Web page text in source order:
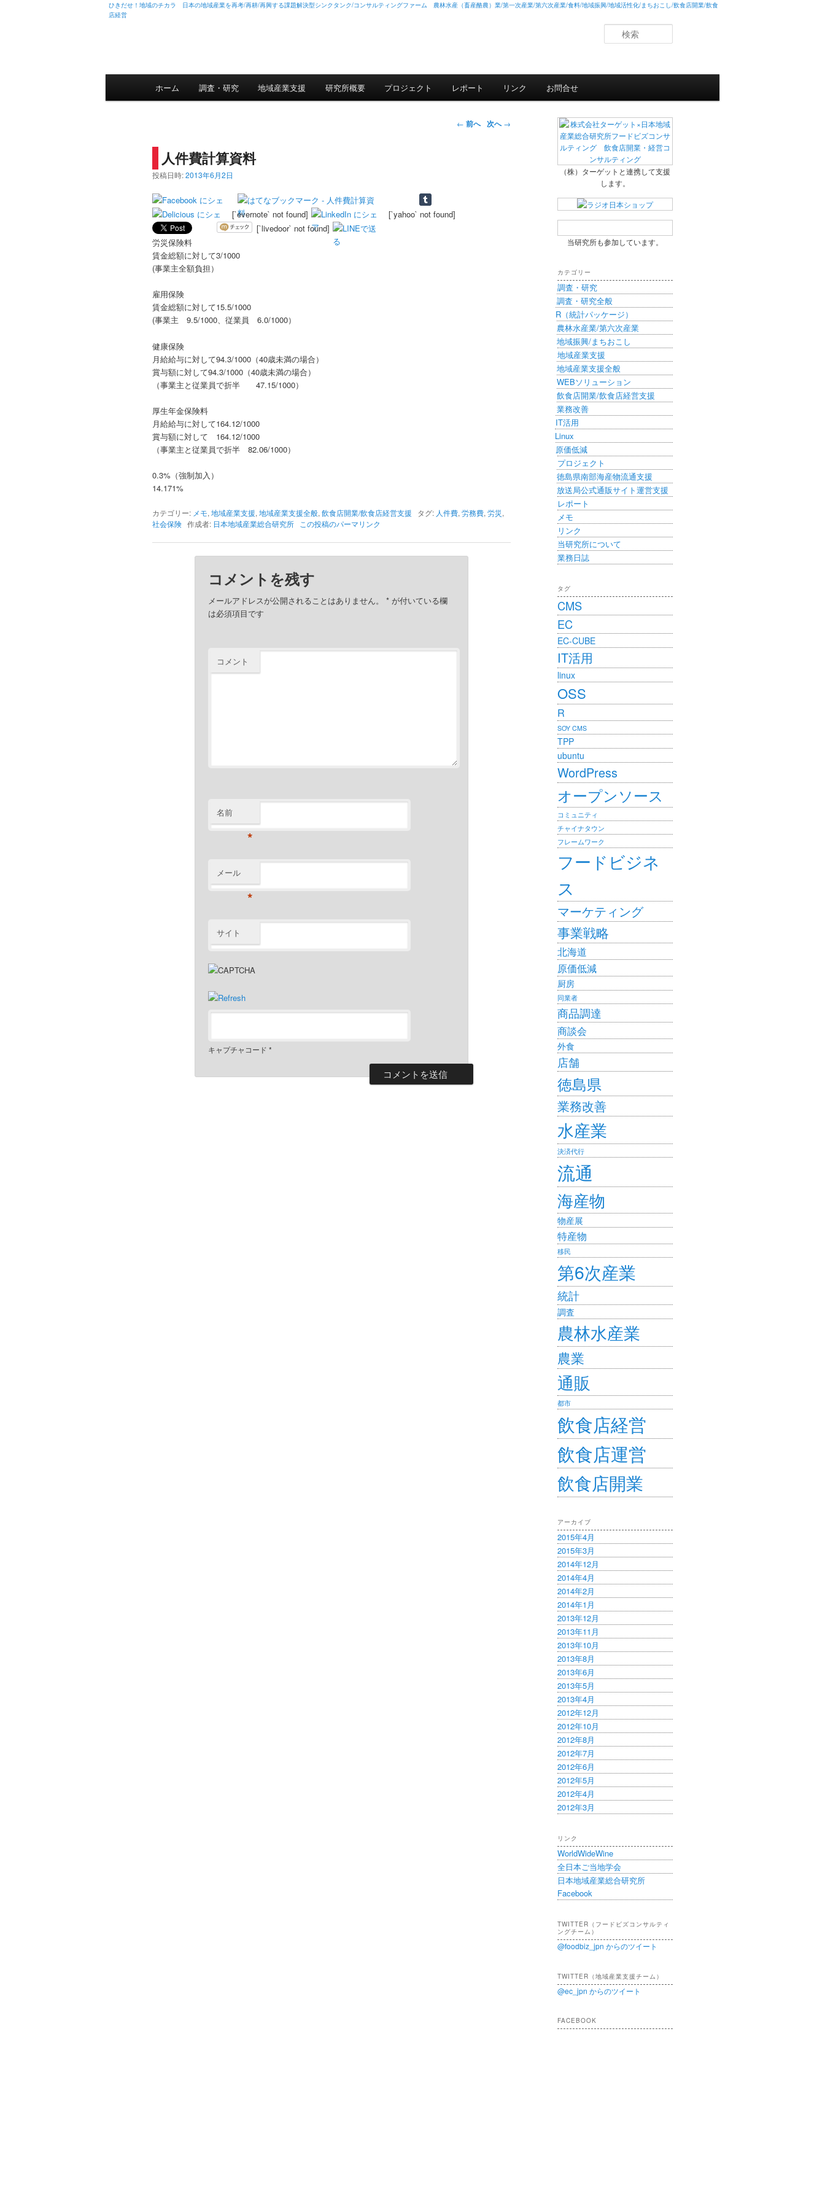
ひきだせ！地域のチカラ 日本の地域産業を再考/再耕/再興する課題解決型シンクタンク/コンサルティングファーム 農林水産（畜産酪農）業/第一次産業/第六次産業/食料/地域振興/地域活性化/まちおこし/飲食店開業/飲食
店経営
メインコンテンツへ移動
サブコンテンツへ移動
ホーム 調査・研究 地域産業支援 研究所概要 プロジェクト レポート リンク お問合せ
投稿ナビゲー
← 前へ 次へ→
人件費計算資料
投稿日時:2013年6月2日
[`evernote` not found]
[`yahoo` not found]
[`livedoor` not found]
労災保険料
賃金総額に対して3/1000
(事業主全額負担）
雇用保険
賃金総額に対して15.5/1000
(事業主 9.5/1000、従業員 6.0/1000）
健康保険
月給給与に対して94.3/1000（40歳未満の場合）
賞与額に対して94.3/1000（40歳未満の場合）
（事業主と従業員で折半 47.15/1000）
厚生年金保険料
月給給与に対して164.12/1000
賞与額に対して 164.12/1000
（事業主と従業員で折半 82.06/1000）
0.3%（強制加入）
14.171%
カテゴリー: メモ, 地域産業支援, 地域産業支援全般, 飲食店開業/飲食店経営支援 タグ: 人件費, 労務費, 労災,
社会保険 作成者: 日本地域産業総合研究所 この投稿のパーマリンク
コメントを残す
メールアドレスが公開されることはありません。 *が付いている欄
は必須項目です
コメント
名前
*
メール
*
サイト
キャプチャコード *
（株）ターゲットと連携して支援
します。
当研究所も参加しています。
カテゴリー
調査・研究
調査・研究全般
R（統計パッケージ）
農林水産業/第六次産業
地域振興/まちおこし
地域産業支援
地域産業支援全般
WEBソリューション
飲食店開業/飲食店経営支援
業務改善
IT活用
Linux
原価低減
プロジェクト
徳島県南部海産物流通支援
放送局公式通販サイト運営支援
レポート
メモ
リンク
当研究所について
業務日誌
タグ
CMS
EC
EC-CUBE
IT活用
linux
OSS
R
SOY CMS
TPP
ubuntu
WordPress
オープンソース
コミュニティ
チャイナタウン
フレームワーク
フードビジネ
ス
マーケティング
事業戦略
北海道
原価低減
厨房
同業者
商品調達
商談会
外食
店舗
徳島県
業務改善
水産業
決済代行
流通
海産物
物産展
特産物
移民
第6次産業
統計
調査
農林水産業
農業
通販
都市
飲食店経営
飲食店運営
飲食店開業
アーカイブ
2015年4月
2015年3月
2014年12月
2014年4月
2014年2月
2014年1月
2013年12月
2013年11月
2013年10月
2013年8月
2013年6月
2013年5月
2013年4月
2012年12月
2012年10月
2012年8月
2012年7月
2012年6月
2012年5月
2012年4月
2012年3月
リンク
WorldWideWine
全日本ご当地学会
日本地域産業総合研究所
Facebook
TWITTER（フードビズコンサルティ
ングチーム）
@foodbiz_jpn からのツイート
TWITTER（地域産業支援チーム）
@ec_jpn からのツイート
FACEBOOK